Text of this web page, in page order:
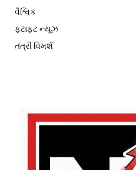
વૈશ્વિક
ફટાફટ ન્યૂઝ
તંત્રી વિમર્શ